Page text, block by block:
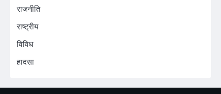
राजनीति
राष्ट्रीय
विविध
हादसा